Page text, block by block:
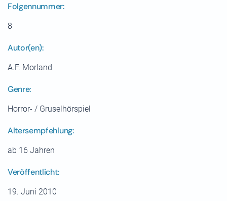
Folgennummer:
8
Autor(en):
A.F. Morland
Genre:
Horror- / Gruselhörspiel
Altersempfehlung:
ab 16 Jahren
Veröffentlicht:
19. Juni 2010